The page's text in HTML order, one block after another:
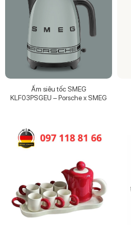
Ấm siêu tốc SMEG
KLF03PSGEU – Porsche x SMEG